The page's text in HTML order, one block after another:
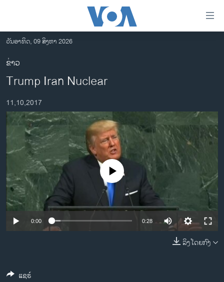
ເຂົ້າ
ຫາ
ຂ້າມ
ຂ້າມ
ໄປ
ຊອກ
ຄົ້ນ
ອາເມຣິກາ
ການເລືອກຕັ້ງ ປະທານາທີບໍດີ ສະຫະລັດ 2024
ຂ່າວ​ຈີນ
ອິດສະຫຼະພາບດ້ານການຂ່າວ
ຊີວິດຊາວລາວ
ຊຸມຊົນຊາວລາວ
ວິທະຍາສາດ-ເທັກໂນໂລຈີ
ພາສາອັງກິດ
ວັນອາທິດ, 09 ສິງຫາ 2026
ຂ່າວ
Trump Iran Nuclear
11,10,2017
No media source currently available
0:00 0:28
ລິງໂດຍກົງ
ແຊຣ໌